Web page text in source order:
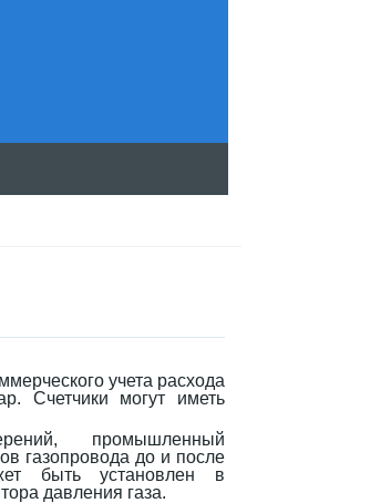
учета расхода
Счетчики могут иметь
промышленный
газопровода до и после
быть установлен в
давления газа.